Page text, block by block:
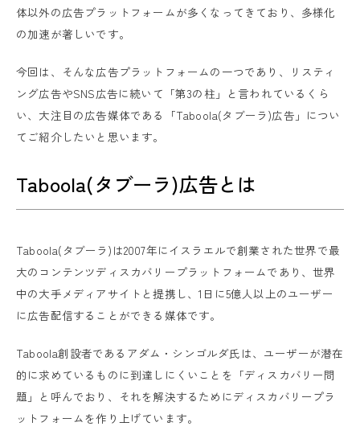
体以外の広告プラットフォームが多くなってきており、多様化
の加速が著しいです。
今回は、そんな広告プラットフォームの一つであり、リスティ
ング広告やSNS広告に続いて「第3の柱」と言われているくら
い、大注目の広告媒体である「Taboola(タブーラ)広告」につい
てご紹介したいと思います。
Taboola(タブーラ)広告とは
Taboola(タブーラ)は2007年にイスラエルで創業された世界で最
大のコンテンツディスカバリープラットフォームであり、世界
中の大手メディアサイトと提携し、1日に5億人以上のユーザー
に広告配信することができる媒体です。
Taboola創設者であるアダム・シンゴルダ氏は、ユーザーが潜在
的に求めているものに到達しにくいことを「ディスカバリー問
題」と呼んでおり、それを解決するためにディスカバリープラ
ットフォームを作り上げています。